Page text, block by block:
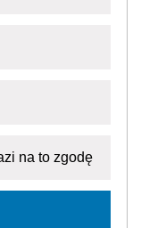
na to zgodę